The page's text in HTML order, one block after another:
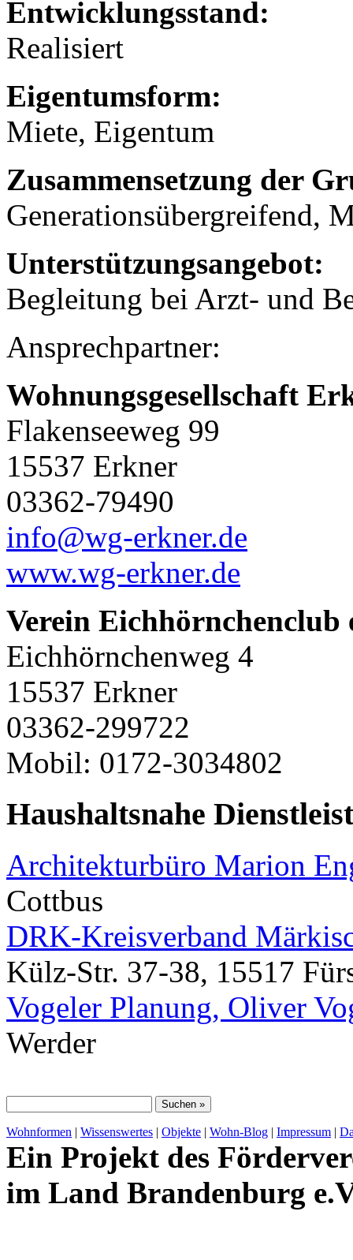
Entwicklungsstand:
Realisiert
Eigentumsform:
Miete, Eigentum
Zusammensetzung der
Generationsübergreifend,
Unterstützungsangebot:
Begleitung bei Arzt- und
Ansprechpartner:
Wohnungsgesellschaft
Flakenseeweg 99
15537 Erkner
03362-79490
info@wg-erkner.de
www.wg-erkner.de
Verein Eichhörnchenclub
Eichhörnchenweg 4
15537 Erkner
03362-299722
Mobil: 0172-3034802
Haushaltsnahe
Architekturbüro Marion
Cottbus
DRK-Kreisverband
Külz-Str. 37-38, 15517
Vogeler Planung, Oliver
Werder
Wohnformen | Wissenswertes | Objekte | Wohn-Blog | Impressum |
Ein Projekt des
im Land Brandenburg